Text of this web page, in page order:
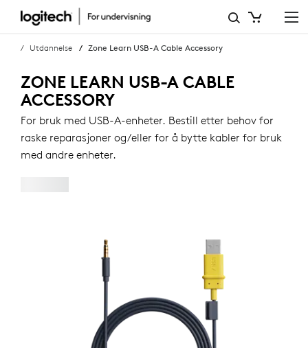
ZONE
LEARN
USB-
A-
KABELTILBEHØR
Utdannelse Zone Learn USB-A Cable Accessory
ZONE LEARN USB-A CABLE
ACCESSORY
For bruk med USB-A-enheter. Bestill etter behov for
raske reparasjoner og/eller for å bytte kabler for bruk
med andre enheter.